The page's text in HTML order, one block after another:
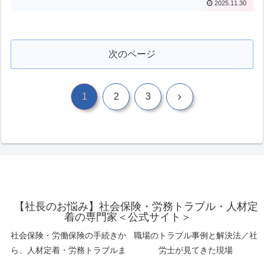
2025.11.30
次のページ
1 2 3 次
【社長のお悩み】社会保険・労務トラブル・人材定
着の専門家＜公式サイト＞
社会保険・労働保険の手続きか
ら、人材定着・労務トラブルま
職場のトラブル事例と解決法／社
労士が見てきた現場